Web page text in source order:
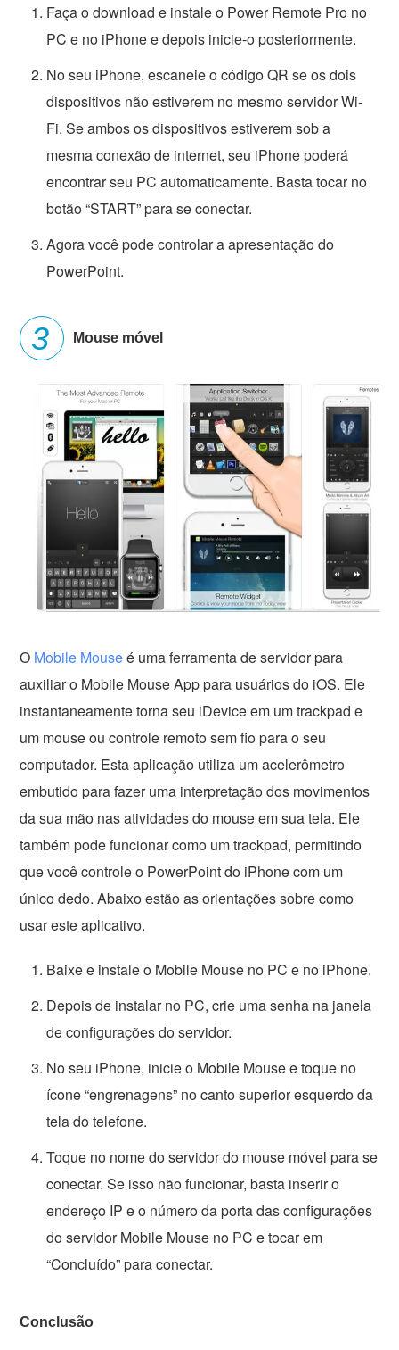
Faça o download e instale o Power Remote Pro no
PC e no iPhone e depois inicie-o posteriormente.
No seu iPhone, escaneie o código QR se os dois
dispositivos não estiverem no mesmo servidor Wi-
Fi. Se ambos os dispositivos estiverem sob a
mesma conexão de internet, seu iPhone poderá
encontrar seu PC automaticamente. Basta tocar no
botão “START” para se conectar.
Agora você pode controlar a apresentação do
PowerPoint.
Mouse móvel
O Mobile Mouseé uma ferramenta de servidor para
auxiliar o Mobile Mouse App para usuários do iOS. Ele
instantaneamente torna seu iDevice em um trackpad e
um mouse ou controle remoto sem fio para o seu
computador. Esta aplicação utiliza um acelerômetro
embutido para fazer uma interpretação dos movimentos
da sua mão nas atividades do mouse em sua tela. Ele
também pode funcionar como um trackpad, permitindo
que você controle o PowerPoint do iPhone com um
único dedo. Abaixo estão as orientações sobre como
usar este aplicativo.
Baixe e instale o Mobile Mouse no PC e no iPhone.
Depois de instalar no PC, crie uma senha na janela
de configurações do servidor.
No seu iPhone, inicie o Mobile Mouse e toque no
ícone “engrenagens” no canto superior esquerdo da
tela do telefone.
Toque no nome do servidor do mouse móvel para se
conectar. Se isso não funcionar, basta inserir o
endereço IP e o número da porta das configurações
do servidor Mobile Mouse no PC e tocar em
“Concluído” para conectar.
Conclusão